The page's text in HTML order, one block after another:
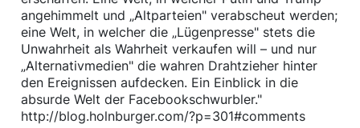
angehimmelt und „Altparteien" verabscheut werden;
eine Welt, in welcher die „Lügenpresse" stets die
Unwahrheit als Wahrheit verkaufen will – und nur
„Alternativmedien" die wahren Drahtzieher hinter
den Ereignissen aufdecken. Ein Einblick in die
absurde Welt der Facebookschwurbler."
http://blog.holnburger.com/?p=301#comments